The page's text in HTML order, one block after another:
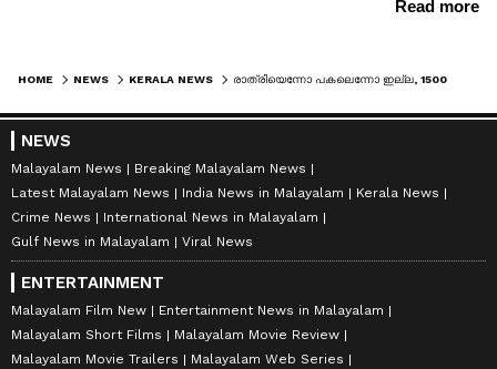
HOME NEWS KERALA NEWS
NEWS
Malayalam News
Breaking Malayalam News
Latest Malayalam News
India News in Malayalam
Kerala News
Crime News
International News in Malayalam
Gulf News in Malayalam
Viral News
ENTERTAINMENT
Malayalam Film New
Entertainment News in Malayalam
Malayalam Short Films
Malayalam Movie Review
Malayalam Movie Trailers
Malayalam Web Series